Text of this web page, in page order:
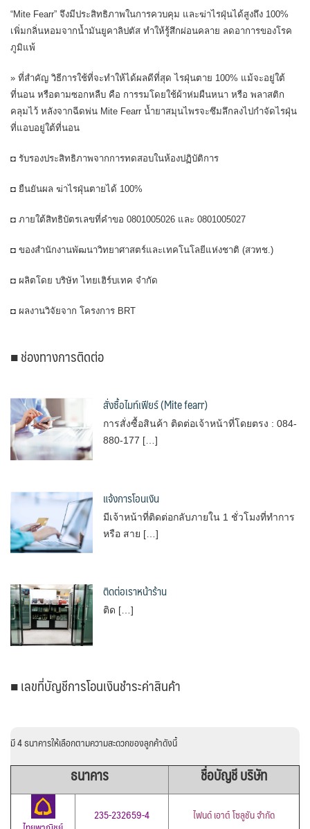
“Mite Fearr” จึงมีประสิทธิภาพในการควบคุม และฆ่าไรฝุ่นได้สูงถึง 100%
เพิ่มกลิ่นหอมจากน้ำมันยูคาลิปตัส ทำให้รู้สึกผ่อนคลาย ลดอาการของโรค
ภูมิแพ้
» ที่สำคัญ วิธีการใช้ที่จะทำให้ได้ผลดีที่สุด ไรฝุ่นตาย 100% แม้จะอยู่ใต้
ที่นอน หรือตามซอกหลืบ คือ การรมโดยใช้ผ้าห่มผืนหนา หรือ พลาสติก
คลุมไว้ หลังจากฉีดพ่น Mite Fearr น้ำยาสมุนไพรจะซึมลึกลงไปกำจัดไรฝุ่น
ที่แอบอยู่ใต้ที่นอน
◘ รับรองประสิทธิภาพจากการทดสอบในห้องปฏิบัติการ
◘ ยืนยันผล ฆ่าไรฝุ่นตายได้ 100%
◘ ภายใต้สิทธิบัตรเลขที่คำขอ 0801005026 และ 0801005027
◘ ของสำนักงานพัฒนาวิทยาศาสตร์และเทคโนโลยีแห่งชาติ (สวทช.)
◘ ผลิตโดย บริษัท ไทยเฮิร์บเทค จำกัด
◘ ผลงานวิจัยจาก โครงการ BRT
■ ช่องทางการติดต่อ
สั่งซื้อไมท์เฟียร์ (Mite fearr)
การสั่งซื้อสินค้า ติดต่อเจ้าหน้าที่โดยตรง : 084-
880-177 […]
แจ้งการโอนเงิน
มีเจ้าหน้าที่ติดต่อกลับภายใน 1 ชั่วโมงที่ทำการ
หรือ สาย […]
ติดต่อเราหน้าร้าน
ติด […]
■ เลขที่บัญชีการโอนเงินชำระค่าสินค้า
มี 4 ธนาคารให้เลือกตามความสะดวกของลูกค้าดังนี้
ธนาคาร ชื่อบัญชี บริษัท
235-232659-4 ไฟนด์ เอาต์ โซลูชัน จำกัด